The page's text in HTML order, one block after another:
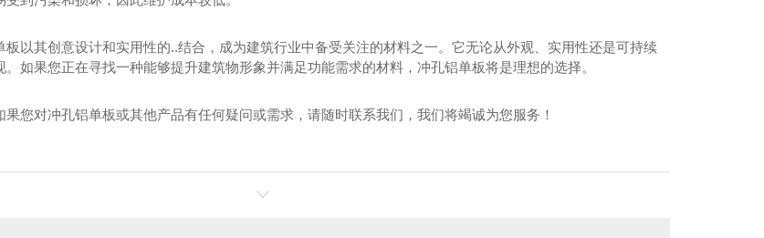
板以其创意设计和实用性的..结合，成为建筑行业中备受关注的材料之一。它无论从外观、实用性还是可持续
如果您正在寻找一种能够提升建筑物形象并满足功能需求的材料，冲孔铝单板将是理想的选择。
果您对冲孔铝单板或其他产品有任何疑问或需求，请随时联系我们，我们将竭诚为您服务！